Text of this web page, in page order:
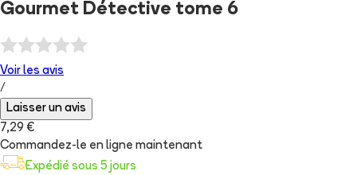
Gourmet Détective tome 6
Voir les avis
/
Laisser un avis
7,29 €
Commandez-le en ligne maintenant
Expédié sous 5 jours